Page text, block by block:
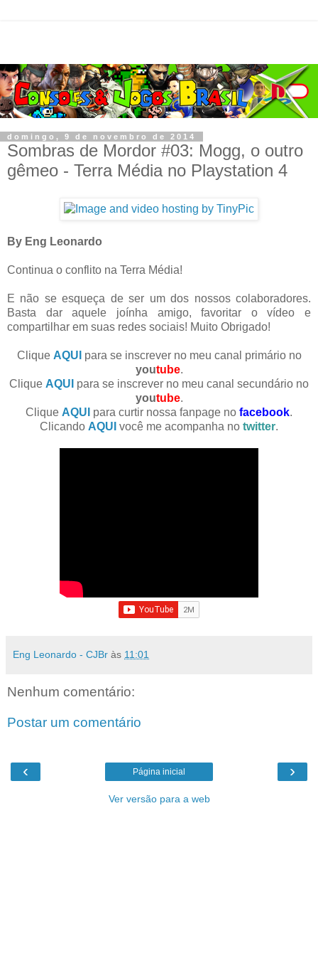
domingo, 9 de novembro de 2014
Sombras de Mordor #03: Mogg, o outro
gêmeo - Terra Média no Playstation 4
By Eng Leonardo
Continua o conflito na Terra Média!
E não se esqueça de ser um dos nossos colaboradores.
Basta dar aquele joínha amigo, favoritar o vídeo e
compartilhar em suas redes sociais! Muito Obrigado!
Clique AQUI para se inscrever no meu canal primário no
youtube.
Clique AQUI para se inscrever no meu canal secundário no
youtube.
Clique AQUI para curtir nossa fanpage no facebook.
Clicando AQUI você me acompanha no twitter.
Eng Leonardo - CJBr às 11:01
Nenhum comentário:
Postar um comentário
‹ ›
Página inicial
Ver versão para a web